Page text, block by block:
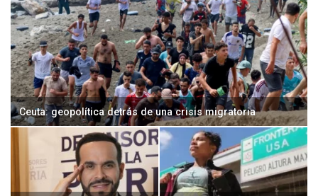
Ceuta: geopolítica detrás de una crisis migratoria